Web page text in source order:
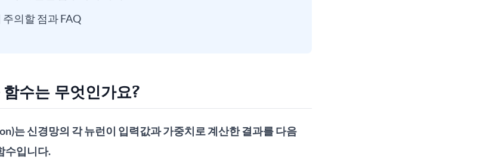
의할 점과 FAQ
수는 무엇인가요?
는 신경망의 각 뉴런이 입력값과 가중치로 계산한 결과를 다음
수입니다.